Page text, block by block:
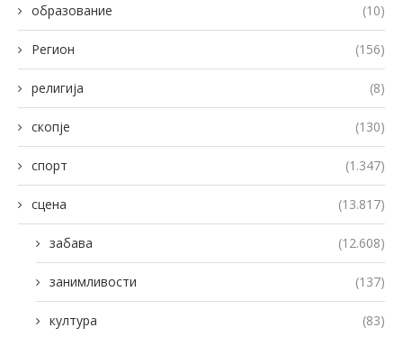
образование (10)
Регион (156)
религија (8)
скопје (130)
спорт (1.347)
сцена (13.817)
забава (12.608)
занимливости (137)
култура (83)